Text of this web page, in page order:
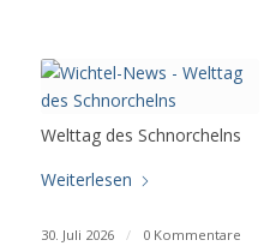
Welttag des Schnorchelns
Weiterlesen
30. Juli 2026 / 0 Kommentare